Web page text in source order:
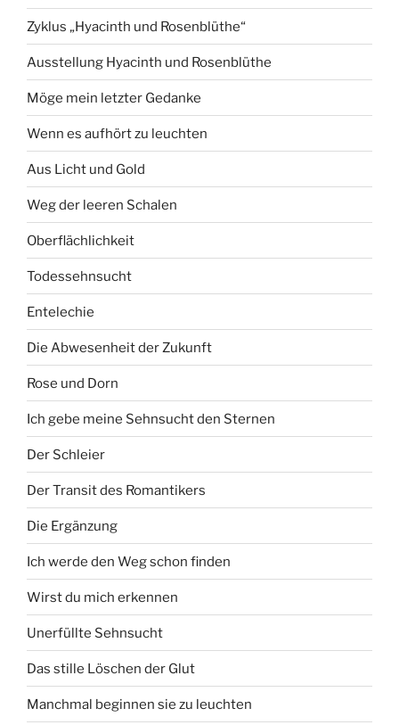
Zyklus „Hyacinth und Rosenblüthe“
Ausstellung Hyacinth und Rosenblüthe
Möge mein letzter Gedanke
Wenn es aufhört zu leuchten
Aus Licht und Gold
Weg der leeren Schalen
Oberflächlichkeit
Todessehnsucht
Entelechie
Die Abwesenheit der Zukunft
Rose und Dorn
Ich gebe meine Sehnsucht den Sternen
Der Schleier
Der Transit des Romantikers
Die Ergänzung
Ich werde den Weg schon finden
Wirst du mich erkennen
Unerfüllte Sehnsucht
Das stille Löschen der Glut
Manchmal beginnen sie zu leuchten